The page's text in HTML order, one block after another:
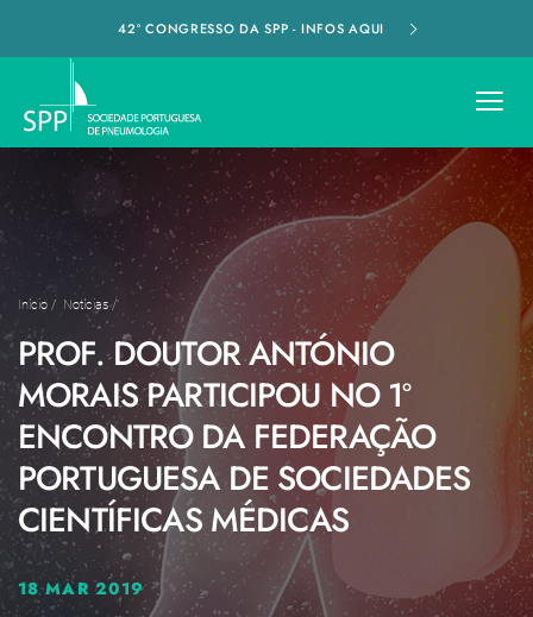
42º CONGRESSO DA SPP - INFOS AQUI
Início / Notícias/
PROF. DOUTOR ANTÓNIO
MORAIS PARTICIPOU NO 1º
ENCONTRO DA FEDERAÇÃO
PORTUGUESA DE SOCIEDADES
CIENTÍFICAS MÉDICAS
18 MAR 2019